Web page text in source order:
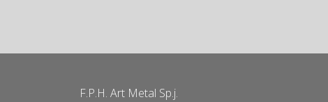
F.P.H. Art Metal Sp.j.